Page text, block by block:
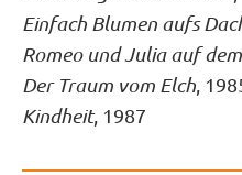
Einfach Blumen aufs
Romeo und Julia auf
Der Traum vom Elch ,
Kindheit, 1987